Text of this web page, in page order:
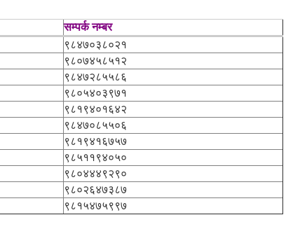
सम्पर्क नम्बर
९८४७०३८०२१
९८०७४५८५१२
९८४७२८५५८६
९८०५४०३९७१
९८१९४०१६४२
९८४७०८५५०६
९८१९४१६७५७
९८५११९४०५०
९८०४४४९२९०
९८०२६४७३८७
९८१५४७५९९७